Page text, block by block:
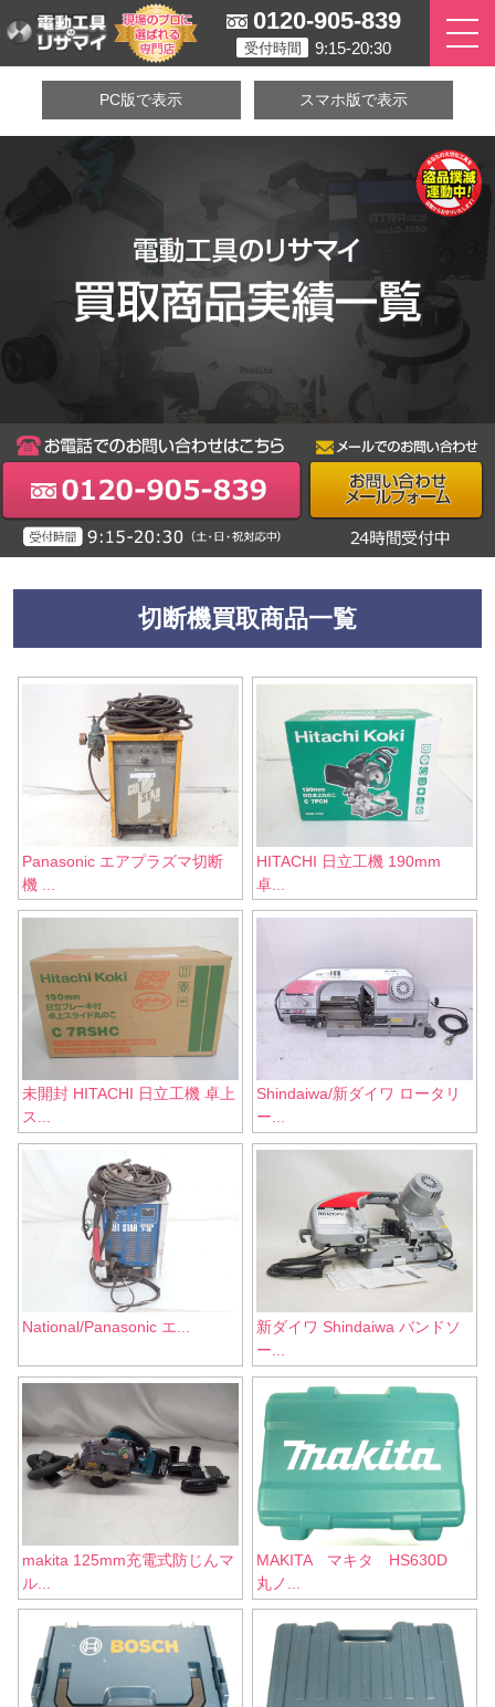
0120-905-839
受付時間 9:15-20:30
PC版で表示 スマホ版で表示
切断機買取商品一覧
Panasonic エアプラズマ切断
機 ...
HITACHI 日立工機 190mm
卓...
未開封 HITACHI 日立工機 卓上
ス...
Shindaiwa/新ダイワ ロータリ
ー...
National/Panasonic エ...
新ダイワ Shindaiwa バンドソ
ー...
makita 125mm充電式防じんマ
ル...
MAKITA マキタ HS630D
丸ノ...